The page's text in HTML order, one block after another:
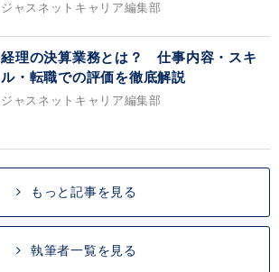
ジャスネットキャリア編集部
経理の決算業務とは？ 仕事内容・スキ
ル・転職での評価を徹底解説
ジャスネットキャリア編集部
もっと記事を見る
執筆者一覧を見る